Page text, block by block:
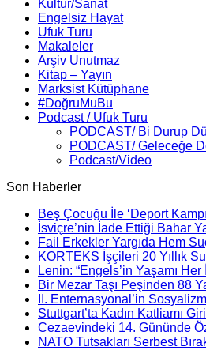
Kültür/Sanat
Engelsiz Hayat
Ufuk Turu
Makaleler
Arşiv Unutmaz
Kitap – Yayın
Marksist Kütüphane
#DoğruMuBu
Podcast / Ufuk Turu
PODCAST/ Bi Durup
PODCAST/ Geleceğe
Podcast/Video
Son Haberler
Beş Çocuğu İle ‘Deport
İsviçre’nin İade Ettiği Bahar
Fail Erkekler Yargıda Hem
KORTEKS İşçileri 20 Yıllık
Lenin: “Engels’in Yaşamı
Bir Mezar Taşı Peşinden 88
II. Enternasyonal’in
Stuttgart’ta Kadın Katliamı
Cezaevindeki 14. Gününde
NATO Tutsakları Serbest